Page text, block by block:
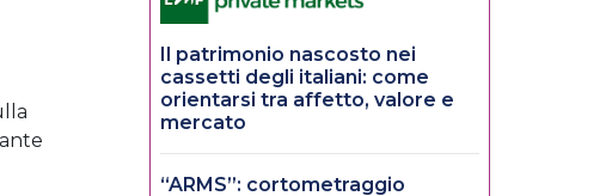
Il patrimonio nascosto nei
cassetti degli italiani: come
orientarsi tra affetto, valore e
mercato
“ARMS”: cortometraggio